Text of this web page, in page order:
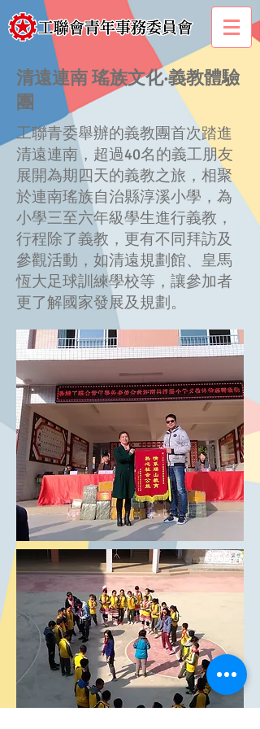
清遠連南 瑤族文化‧義教體驗
團
工聯青委舉辦的義教團首次踏進
清遠連南，超過40名的義工朋友
展開為期四天的義教之旅，相聚
於連南瑤族自治縣淳溪小學，為
小學三至六年級學生進行義教，
行程除了義教，更有不同拜訪及
參觀活動，如清遠規劃館、皇馬
恆大足球訓練學校等，讓參加者
更了解國家發展及規劃。